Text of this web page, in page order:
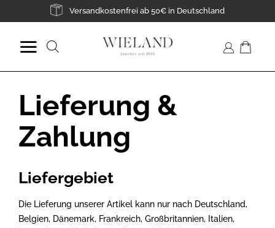
Inhalt
Versandkostenfrei ab 50€ in Deutschland
Suche
Lieferung &
Zahlung
Liefergebiet
Die Lieferung unserer Artikel kann nur nach Deutschland,
Belgien, Dänemark, Frankreich, Großbritannien, Italien,